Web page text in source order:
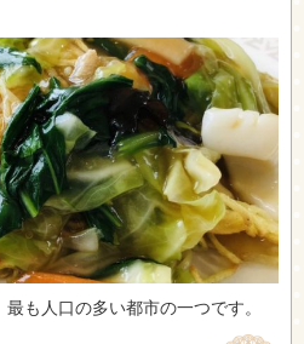
も人口の多い都市の一つです。